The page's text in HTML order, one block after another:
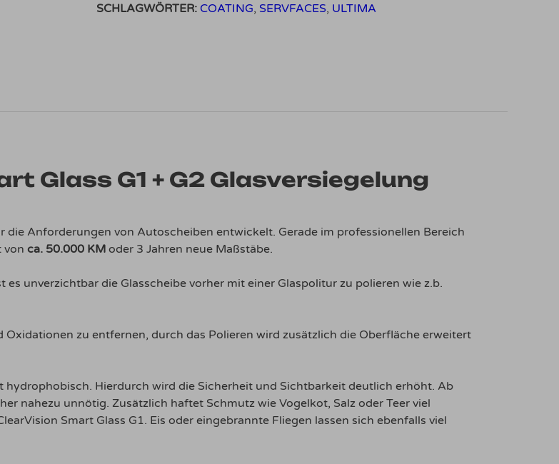
SCHLAGWÖRTER: COATING, SERVFACES, ULTIMA
Glass G1 + G2 Glasversiegelung
die Anforderungen von Autoscheiben entwickelt. Gerade im professionellen Bereich
von ca. 50.000 KModer 3 Jahren neue Maßstäbe.
unverzichtbar die Glasscheibe vorher mit einer Glaspolitur zu polieren wie z.b.
zu entfernen, durch das Polieren wird zusätzlich die Oberfläche erweitert
hydrophobisch. Hierdurch wird die Sicherheit und Sichtbarkeit deutlich erhöht. Ab
nahezu unnötig. Zusätzlich haftet Schmutz wie Vogelkot, Salz oder Teer viel
Smart Glass G1. Eis oder eingebrannte Fliegen lassen sich ebenfalls viel